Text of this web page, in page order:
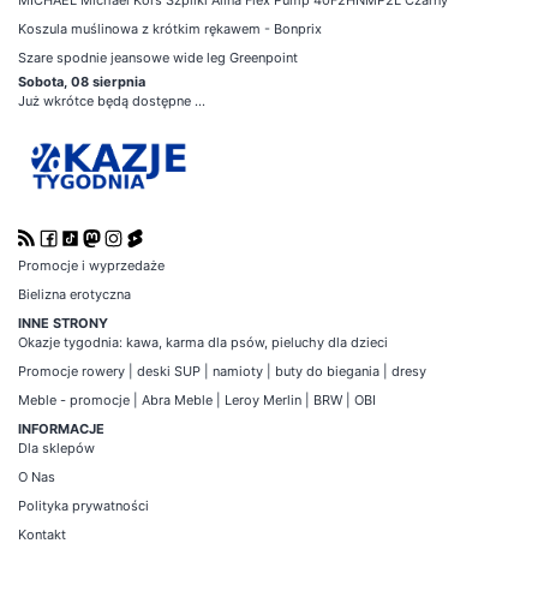
Koszula muślinowa z krótkim rękawem - Bonprix
Szare spodnie jeansowe wide leg Greenpoint
Sobota, 08 sierpnia
Już wkrótce będą dostępne ...
Promocje i wyprzedaże
Bielizna erotyczna
INNE STRONY
Okazje tygodnia: kawa, karma dla psów, pieluchy dla dzieci
Promocje rowery deski SUP namioty buty do biegania
dresy
Meble - promocje
Abra Meble Leroy Merlin BRW
OBI
INFORMACJE
Dla sklepów
O Nas
Polityka prywatności
Kontakt